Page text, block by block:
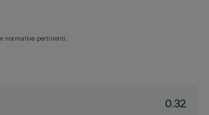
normative pertinenti.
0.32